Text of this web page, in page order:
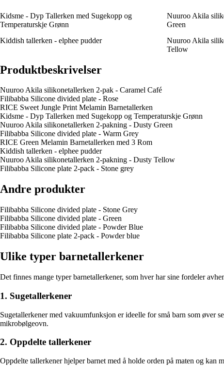
Kidsme - Dyp Tallerken med Sugekopp og
Temperaturskje Grønn
Nuuroo Akila
Green
Kiddish tallerken - elphee pudder
Nuuroo Akila
Tellow
Produktbeskrivelser
Nuuroo Akila silikonetallerken 2-pak - Caramel Café
Filibabba Silicone divided plate - Rose
RICE Sweet Jungle Print Melamin Barnetallerken
Kidsme - Dyp Tallerken med Sugekopp og Temperaturskje Grønn
Nuuroo Akila silikonetallerken 2-pakning - Dusty Green
Filibabba Silicone divided plate - Warm Grey
RICE Green Melamin Barnetallerken med 3 Rom
Kiddish tallerken - elphee pudder
Nuuroo Akila silikonetallerken 2-pakning - Dusty Tellow
Filibabba Silicone plate 2-pack - Stone grey
Andre produkter
Filibabba Silicone divided plate - Stone Grey
Filibabba Silicone divided plate - Green
Filibabba Silicone divided plate - Powder Blue
Filibabba Silicone plate 2-pack - Powder blue
Ulike typer barnetallerkener
Det finnes mange typer barnetallerkener, som hver har sine fordeler
1. Sugetallerkener
Sugetallerkener med vakuumfunksjon er ideelle for små barn som øver
mikrobølgeovn.
2. Oppdelte tallerkener
Oppdelte tallerkener hjelper barnet med å holde orden på maten og kan